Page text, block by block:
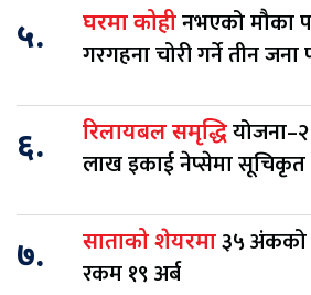
५. घरमा कोहीनभएको मौका
गरगहना चोरी गर्ने तीन जना
६. रिलायबल समृद्धि
लाख इकाई नेप्सेमा सूचिकृत
७. साताको शेयरमा३५ अंकको
रकम १९ अर्ब